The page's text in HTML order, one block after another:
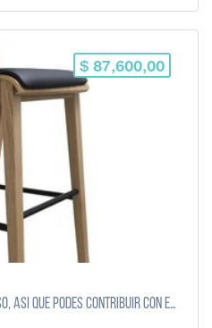
$ 87,600,00
Sabemos que es un ítem costoso, así que podes contribuir con el monto que quieras y puedas!